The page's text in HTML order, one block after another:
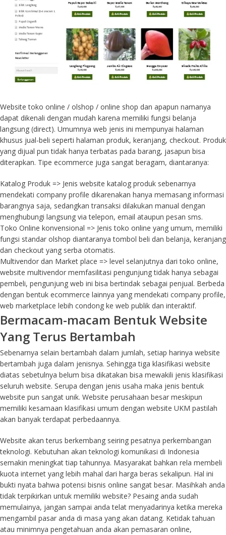
Website toko online / olshop / online shop dan apapun namanya
dapat dikenali dengan mudah karena memiliki fungsi belanja
langsung (direct). Umumnya web jenis ini mempunyai halaman
khusus jual-beli seperti halaman produk, keranjang, checkout. Produk
yang dijual pun tidak hanya terbatas pada barang, jasapun bisa
diterapkan. Tipe ecommerce juga sangat beragam, diantaranya:
Katalog Produk => Jenis website katalog produk sebenarnya
mendekati company profile dikarenakan hanya memasang informasi
barangnya saja, sedangkan transaksi dilakukan manual dengan
menghubungi langsung via telepon, email ataupun pesan sms.
Toko Online konvensional => Jenis toko online yang umum, memiliki
fungsi standar olshop diantaranya tombol beli dan belanja, keranjang
dan checkout yang serba otomatis.
Multivendor dan Market place => level selanjutnya dari toko online,
website multivendor memfasilitasi pengunjung tidak hanya sebagai
pembeli, pengunjung web ini bisa bertindak sebagai penjual. Berbeda
dengan bentuk ecommerce lainnya yang mendekati company profile,
web marketplace lebih condong ke web publik dan interaktif.
Bermacam-macam Bentuk Website
Yang Terus Bertambah
Sebenarnya selain bertambah dalam jumlah, setiap harinya website
bertambah juga dalam jenisnya. Sehingga tiga klasifikasi website
diatas sebetulnya belum bisa dikatakan bisa mewakili jenis klasifikasi
seluruh website. Serupa dengan jenis usaha maka jenis bentuk
website pun sangat unik. Website perusahaan besar meskipun
memiliki kesamaan klasifikasi umum dengan website UKM pastilah
akan banyak terdapat perbedaannya.
Website akan terus berkembang seiring pesatnya perkembangan
teknologi. Kebutuhan akan teknologi komunikasi di Indonesia
semakin meningkat tiap tahunnya. Masyarakat bahkan rela membeli
kuota internet yang lebih mahal dari harga beras sekalipun. Hal ini
bukti nyata bahwa potensi bisnis online sangat besar. Masihkah anda
tidak terpikirkan untuk memiliki website? Pesaing anda sudah
memulainya, jangan sampai anda telat menyadarinya ketika mereka
mengambil pasar anda di masa yang akan datang. Ketidak tahuan
atau minimnya pengetahuan anda akan pemasaran online,